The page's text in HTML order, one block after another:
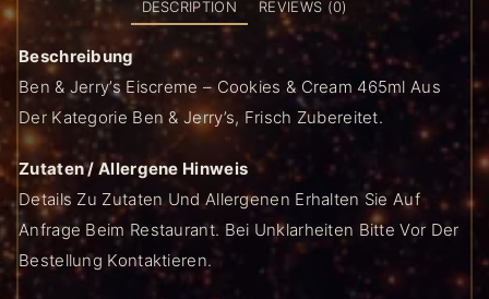
DESCRIPTION REVIEWS (0)
Beschreibung
Ben & Jerry’s Eiscreme – Cookies & Cream 465ml Aus
Der Kategorie Ben & Jerry’s, Frisch Zubereitet.
Zutaten / Allergene Hinweis
Details Zu Zutaten Und Allergenen Erhalten Sie Auf
Anfrage Beim Restaurant. Bei Unklarheiten Bitte Vor Der
Bestellung Kontaktieren.